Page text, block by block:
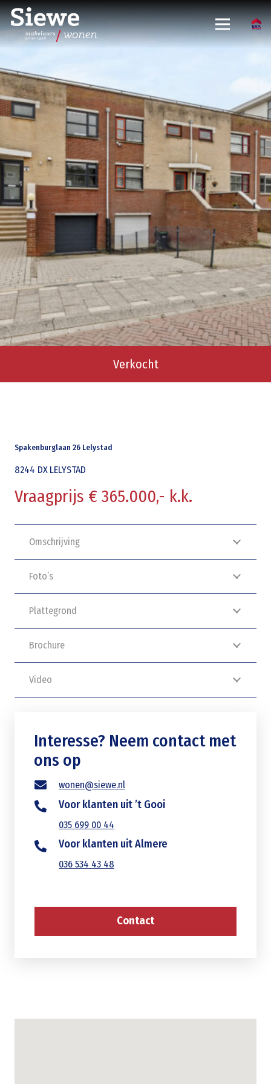
Verkocht
Spakenburglaan 26 Lelystad
8244 DX LELYSTAD
Vraagprijs € 365.000,- k.k.
Omschrijving
Foto’s
Plattegrond
Brochure
Video
Interesse? Neem contact met
ons op
wonen@siewe.nl
Voor klanten uit ’t Gooi
035 699 00 44
Voor klanten uit Almere
036 534 43 48
Contact